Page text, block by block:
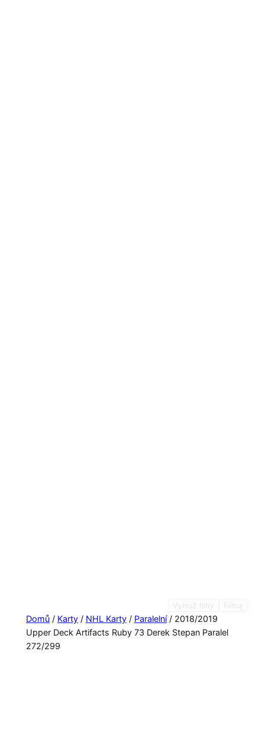
Domů/ Karty/ NHL Karty/ Paralelní/ 2018/2019
Upper Deck Artifacts Ruby 73 Derek Stepan Paralel
272/299